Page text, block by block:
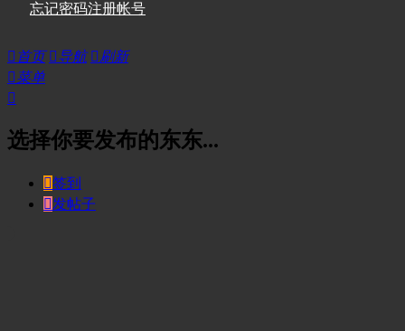
忘记密码注册帐号
 首页 导航  刷新
菜单

选择你要发布的东东...
签到
发帖子